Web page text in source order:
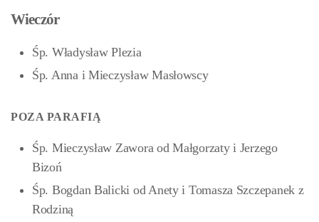
Wieczór
Śp. Władysław Plezia
Śp. Anna i Mieczysław Masłowscy
POZA PARAFIĄ
Śp. Mieczysław Zawora od Małgorzaty i Jerzego
Bizoń
Śp. Bogdan Balicki od Anety i Tomasza Szczepanek z
Rodziną